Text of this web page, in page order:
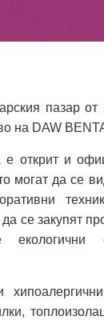
пазар от
на DAW
е открит и
могат да се
се закупят
екологични